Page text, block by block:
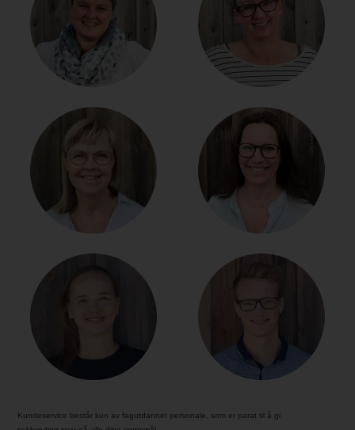
Kundeservice består kun av fagutdannet personale, som er parat til å gi